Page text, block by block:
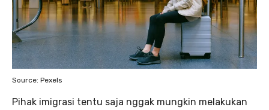
Source: Pexels
Pihak imigrasi tentu saja nggak mungkin melakukan